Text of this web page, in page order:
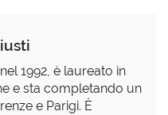
1992, è laureato in
e sta completando un
e Parigi. È